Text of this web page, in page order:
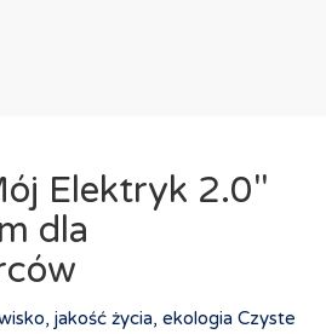
Elektryk 2.0"
dla
jakość życia, ekologia Czyste